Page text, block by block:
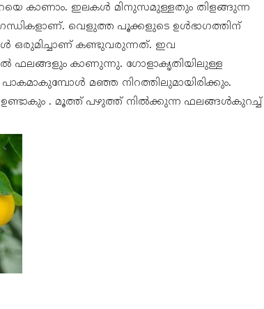
കാണാം. ഇലകൾ മിനുസമുള്ളതും തിളങ്ങുന്ന
വെളുത്ത പൂക്കളുടെ ഉൾഭാഗത്തിന്
ഒരുമിച്ചാണ് കണ്ടുവരുന്നത്. ഇവ
ഫലങ്ങളും കാണുന്നു. ഗോളാകൃതിയിലുള്ള
മഞ്ഞ നിറത്തിലുമായിരിക്കും.
ഉണ്ടാകും . മൂത്ത് പഴുത്ത് നിൽക്കുന്ന ഫലങ്ങൾകുറച്ച്